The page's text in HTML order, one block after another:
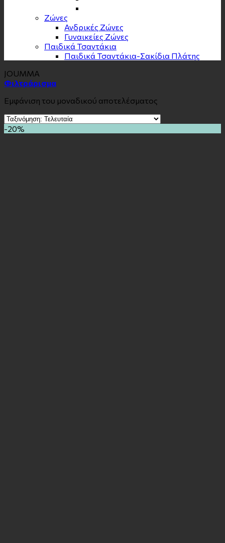
Zώνες
Ανδρικές Ζώνες
Γυναικείες Ζώνες
Παιδικά Τσαντάκια
Παιδικά Τσαντάκια-Σακίδια Πλάτης
JOUMMA
Φιλτράρισμα
Εμφάνιση του μοναδικού αποτελέσματος
-20%